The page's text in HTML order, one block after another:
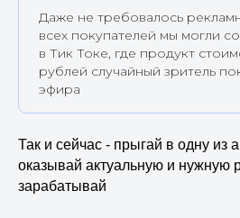
Даже не требовалось
всех покупателей мы могли
в Тик Токе, где продукт
рублей случайный зритель
эфира
Так и сейчас - прыгай в одну из
оказывай актуальную и нужную
зарабатывай